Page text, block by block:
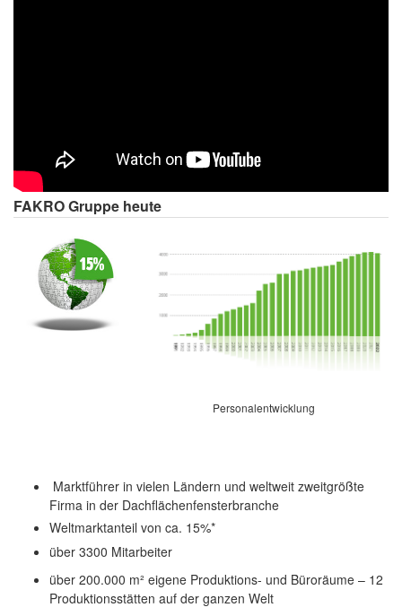
FAKRO Gruppe heute
Personalentwicklung
Marktführer in vielen Ländern und weltweit zweitgrößte
Firma in der Dachflächenfensterbranche
Weltmarktanteil von ca. 15%*
über 3300 Mitarbeiter
über 200.000 m² eigene Produktions- und Büroräume – 12
Produktionsstätten auf der ganzen Welt